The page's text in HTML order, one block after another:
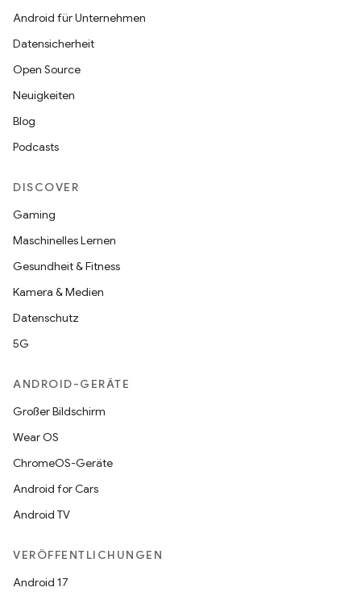
Android für Unternehmen
Datensicherheit
Open Source
Neuigkeiten
Blog
Podcasts
DISCOVER
Gaming
Maschinelles Lernen
Gesundheit & Fitness
Kamera & Medien
Datenschutz
5G
ANDROID-GERÄTE
Großer Bildschirm
Wear OS
ChromeOS-Geräte
Android for Cars
Android TV
VERÖFFENTLICHUNGEN
Android 17